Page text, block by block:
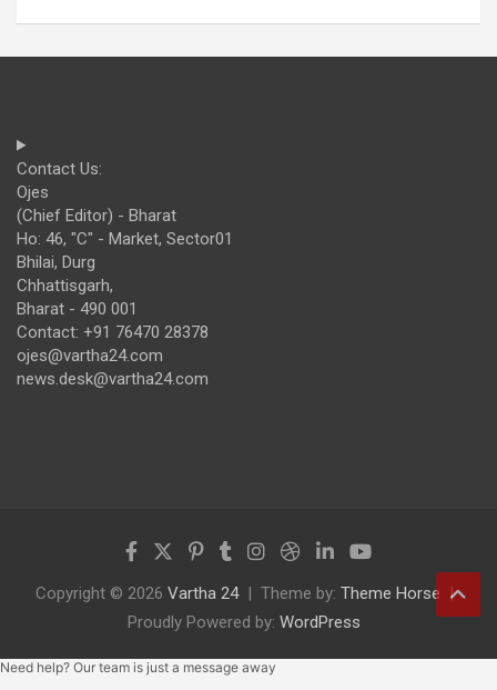
Contact Us:
Ojes
(Chief Editor) - Bharat
Ho: 46, "C" - Market, Sector01
Bhilai, Durg
Chhattisgarh,
Bharat - 490 001
Contact: +91 76470 28378
ojes@vartha24.com
news.desk@vartha24.com
Copyright © 2026 Vartha 24 Theme by: Theme Horse
Proudly Powered by: WordPress
Need help? Our team is just a message away